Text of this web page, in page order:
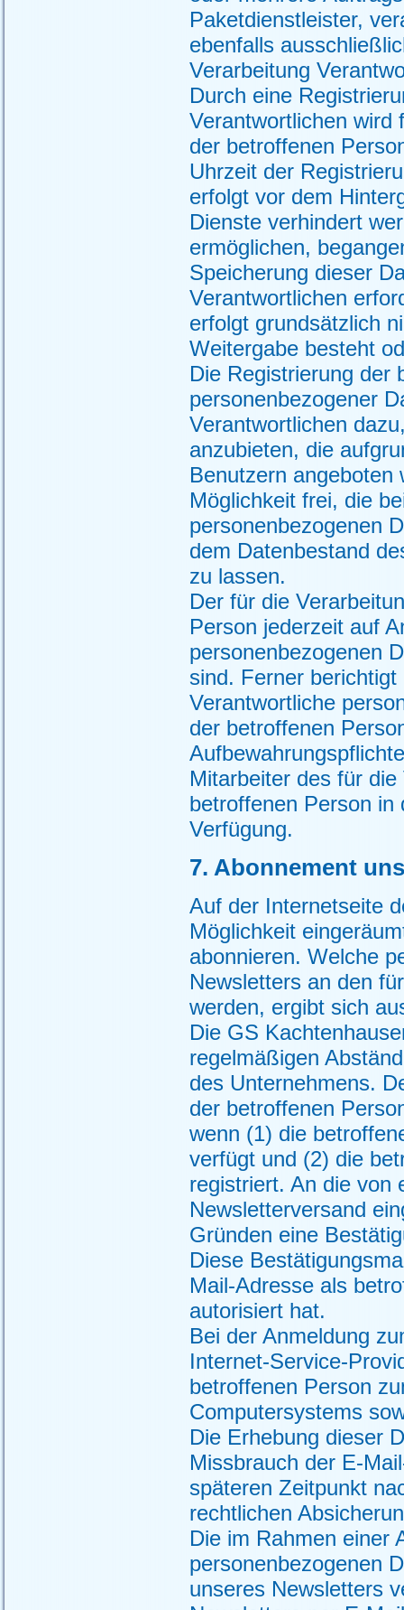
Paketdienstleister,
ebenfalls
Verarbeitung
Durch eine
Verantwortlichen wird
der betroffenen
Uhrzeit der
erfolgt vor dem
Dienste verhindert
ermöglichen,
Speicherung dieser
Verantwortlichen
erfolgt grundsätzlich
Weitergabe besteht
Die Registrierung der
personenbezogener
Verantwortlichen
anzubieten, die
Benutzern
Möglichkeit frei, die
personenbezogenen
dem Datenbestand
zu lassen.
Der für die
Person jederzeit auf
personenbezogenen
sind. Ferner
Verantwortliche
der betroffenen
Mitarbeiter des für
betroffenen Person in
Verfügung.
7. Abonnement
Auf der Internetseite
Möglichkeit
abonnieren. Welche
Newsletters an den
werden, ergibt sich
Die GS
regelmäßigen
des Unternehmens.
der betroffenen
wenn (1) die
verfügt und (2) die
registriert. An die von
Newsletterversand
Gründen eine
Diese
Mail-Adresse als
autorisiert hat.
Bei der Anmeldung
Internet-Service-
betroffenen Person
Computersystems
Die Erhebung dieser
Missbrauch der E-
späteren Zeitpunkt
rechtlichen
Die im Rahmen einer
personenbezogenen
unseres Newsletters